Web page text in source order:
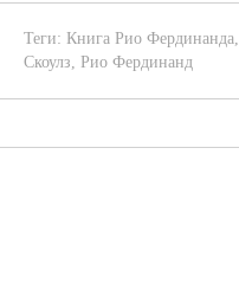
Теги: Книга Рио Фердинанда,
Скоулз, Рио Фердинанд